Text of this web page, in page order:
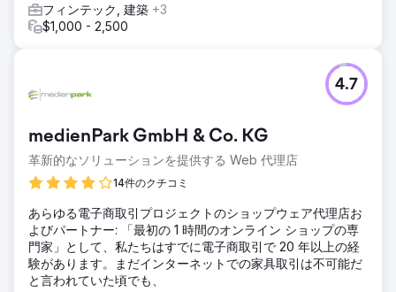
フィンテック, 建築 +3
$1,000 - 2,500
medienPark GmbH & Co. KG
革新的なソリューションを提供する Web 代理店
14件のクチコミ
4.7
あらゆる電子商取引プロジェクトのショップウェア代理店お
よびパートナー: 「最初の 1 時間のオンライン ショップの専
門家」として、私たちはすでに電子商取引で 20 年以上の経
験があります。まだインターネットでの家具取引は不可能だ
と言われていた頃でも、